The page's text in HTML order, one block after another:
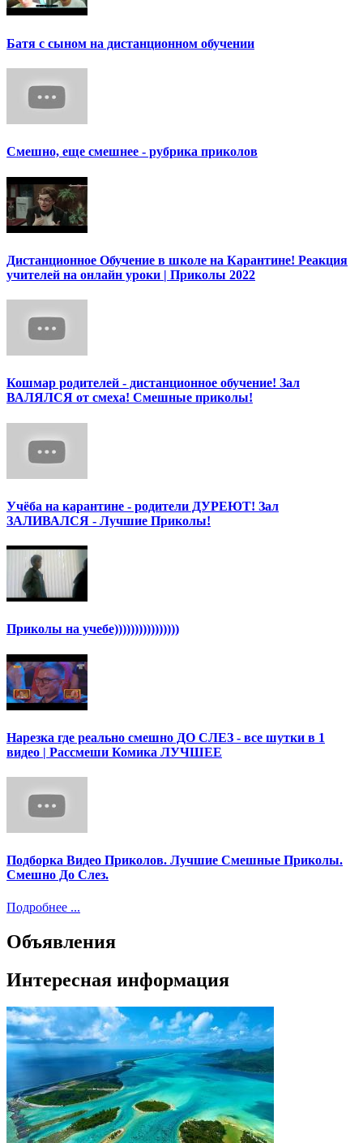
Батя с сыном на дистанционном обучении
Смешно, еще смешнее - рубрика приколов
Дистанционное Обучение в школе на Карантине! Реакция
учителей на онлайн уроки | Приколы 2022
Кошмар родителей - дистанционное обучение! Зал
ВАЛЯЛСЯ от смеха! Смешные приколы!
Учёба на карантине - родители ДУРЕЮТ! Зал
ЗАЛИВАЛСЯ - Лучшие Приколы!
Приколы на учебе))))))))))))))))
Нарезка где реально смешно ДО СЛЕЗ - все шутки в 1
видео | Рассмеши Комика ЛУЧШЕЕ
Подборка Видео Приколов. Лучшие Смешные Приколы.
Смешно До Слез.
Подробнее ...
Объявления
Интересная информация